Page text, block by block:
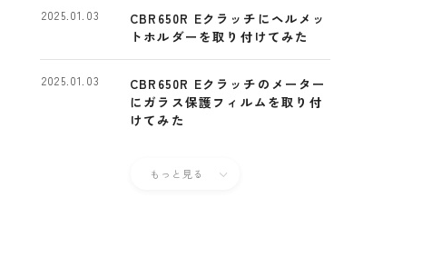
CBR650R Eクラッチにヘルメッ
トホルダーを取り付けてみた
2025.01.03
CBR650R Eクラッチのメーター
にガラス保護フィルムを取り付
けてみた
2025.01.03
もっと見る